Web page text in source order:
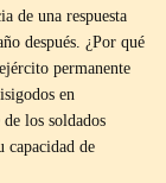
de una respuesta
después. ¿Por qué
permanente
en
los soldados
capacidad de